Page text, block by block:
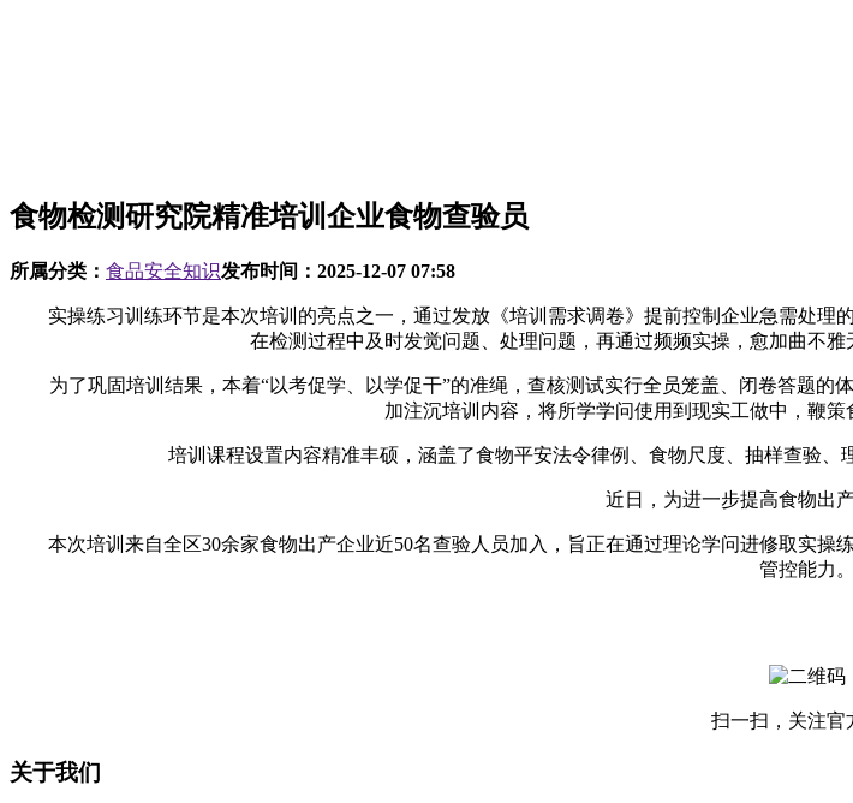
食物检测研究院精准培训企业食物查验员
所属分类： 食品安全知识发布时间： 2025-12-07 07:58
实操练习训练环节是本次培训的亮点之一，通过发放《培训需求调卷》提前控制企业急需处理
在检测过程中及时发觉问题、处理问题，再通过频频实操，愈加曲不
为了巩固培训结果，本着“以考促学、以学促干”的准绳，查核测试实行全员笼盖、闭卷答题的
加注沉培训内容，将所学学问使用到现实工做中，鞭
培训课程设置内容精准丰硕，涵盖了食物平安法令律例、食物尺度、抽样查验、
近日，为进一步提高食物出产
本次培训来自全区30余家食物出产企业近50名查验人员加入，旨正在通过理论学问进修取实操
管控能力。
扫一扫，关注官
关于我们